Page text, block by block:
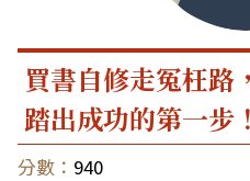
買書自修走冤枉路
踏出成功的第一步！
940